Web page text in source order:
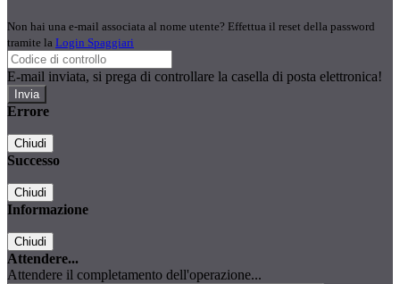
Non hai una e-mail associata al nome utente? Effettua il reset della password
tramite la Login Spaggiari
E-mail inviata, si prega di controllare la casella di posta elettronica!
Errore
Chiudi
Successo
Chiudi
Informazione
Chiudi
Attendere...
Attendere il completamento dell'operazione...